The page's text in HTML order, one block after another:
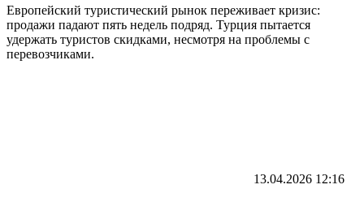
Европейский туристический рынок переживает кризис:
продажи падают пять недель подряд. Турция пытается
удержать туристов скидками, несмотря на проблемы с
перевозчиками.
13.04.2026 12:16